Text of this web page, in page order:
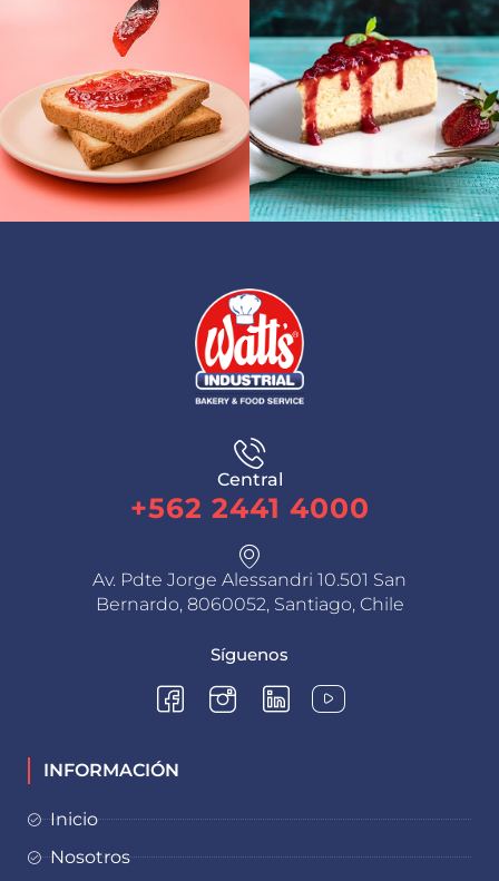
Central
+562 2441 4000
Av. Pdte Jorge Alessandri 10.501 San
Bernardo, 8060052, Santiago, Chile
Síguenos
INFORMACIÓN
Inicio
Nosotros